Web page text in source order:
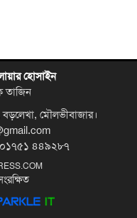
হোসাইন
তাজিন
মৌলভীবাজার।
৪৪৯২৮৭